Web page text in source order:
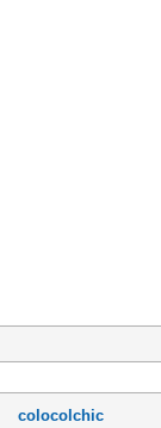
colocolchic